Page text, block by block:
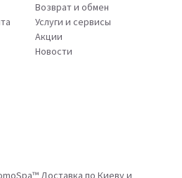
Возврат и обмен
Услуги и сервисы
Акции
Новости
Доставка по Киеву и